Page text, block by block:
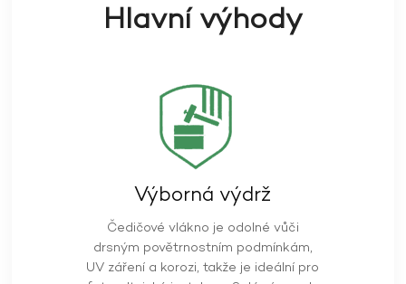
Hlavní výhody
Výborná výdrž
Čedičové vlákno je odolné vůči
drsným povětrnostním podmínkám,
UV záření a korozi, takže je ideální pro